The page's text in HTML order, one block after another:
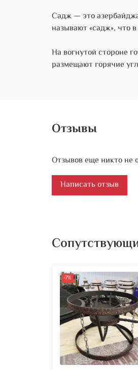
Садж — это
называют «садж», что
На вогнутой стороне
размещают горячие
Отзывы
Отзывов еще никто не
Написать отзыв
-7%